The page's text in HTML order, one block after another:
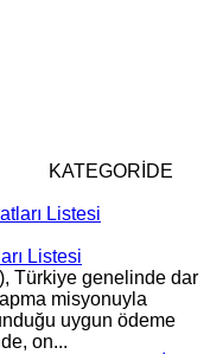
KATEGORİDE
Listesi
Türkiye genelinde dar
misyonuyla
uygun ödeme
on...